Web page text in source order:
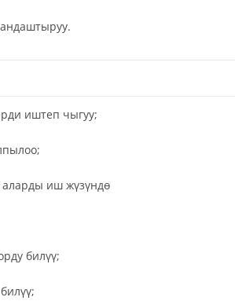
иштеп чыгуу;
иш жүзүндө
билүү;